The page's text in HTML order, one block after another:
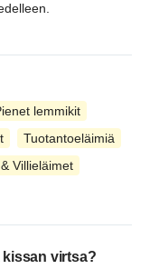
lemmikit
Tuotantoeläimiä
Villieläimet
virtsa?